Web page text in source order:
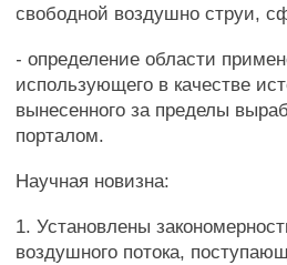
свободной воздушно струи,
- определение области
использующего в качестве
вынесенного за пределы
порталом.
Научная новизна:
1. Установлены
воздушного потока,